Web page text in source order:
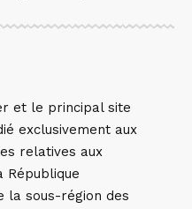
et le principal site
exclusivement aux
relatives aux
République
la sous-région des